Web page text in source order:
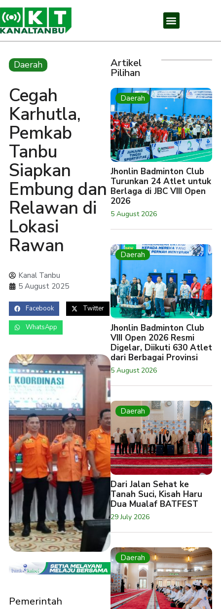
Daerah
Cegah
Karhutla,
Pemkab
Tanbu
Siapkan
Embung dan
Relawan di
Lokasi
Rawan
Kanal Tanbu
5 August 2025
Facebook Twitter
WhatsApp
Pemerintah
Artikel
Pilihan
Daerah
Jhonlin Badminton Club
Turunkan 24 Atlet untuk
Berlaga di JBC VIII Open
2026
5 August 2026
Daerah
Jhonlin Badminton Club
VIII Open 2026 Resmi
Digelar, Diikuti 630 Atlet
dari Berbagai Provinsi
5 August 2026
Daerah
Dari Jalan Sehat ke
Tanah Suci, Kisah Haru
Dua Mualaf BATFEST
29 July 2026
Daerah